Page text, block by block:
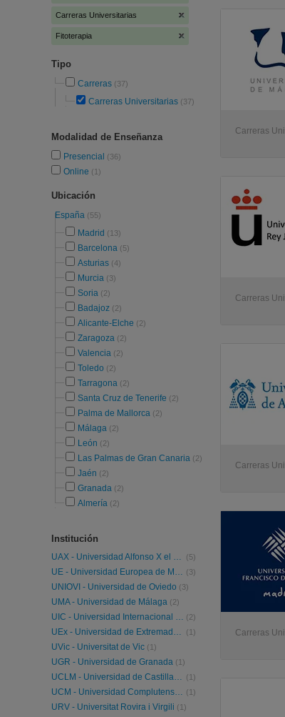
Carreras Universitarias
Fitoterapia
Tipo
Carreras (37)
Carreras Universitarias (37)
Modalidad de Enseñanza
Presencial (36)
Online (1)
Ubicación
España (55)
Madrid (13)
Barcelona (5)
Asturias (4)
Murcia (3)
Soria (2)
Badajoz (2)
Alicante-Elche (2)
Zaragoza (2)
Valencia (2)
Toledo (2)
Tarragona (2)
Santa Cruz de Tenerife (2)
Palma de Mallorca (2)
Málaga (2)
León (2)
Las Palmas de Gran Canaria (2)
Jaén (2)
Granada (2)
Almería (2)
Institución
UAX - Universidad Alfonso X el Sabio (5)
UE - Universidad Europea de Madrid (3)
UNIOVI - Universidad de Oviedo (3)
UMA - Universidad de Málaga (2)
UIC - Universidad Internacional de Cataluña (2)
UEx - Universidad de Extremadura (1)
UVic - Universitat de Vic (1)
UGR - Universidad de Granada (1)
UCLM - Universidad de Castilla-La Mancha (1)
UCM - Universidad Complutense de Madrid (1)
URV - Universitat Rovira i Virgili (1)
Carreras
Carreras
Carreras
Carreras